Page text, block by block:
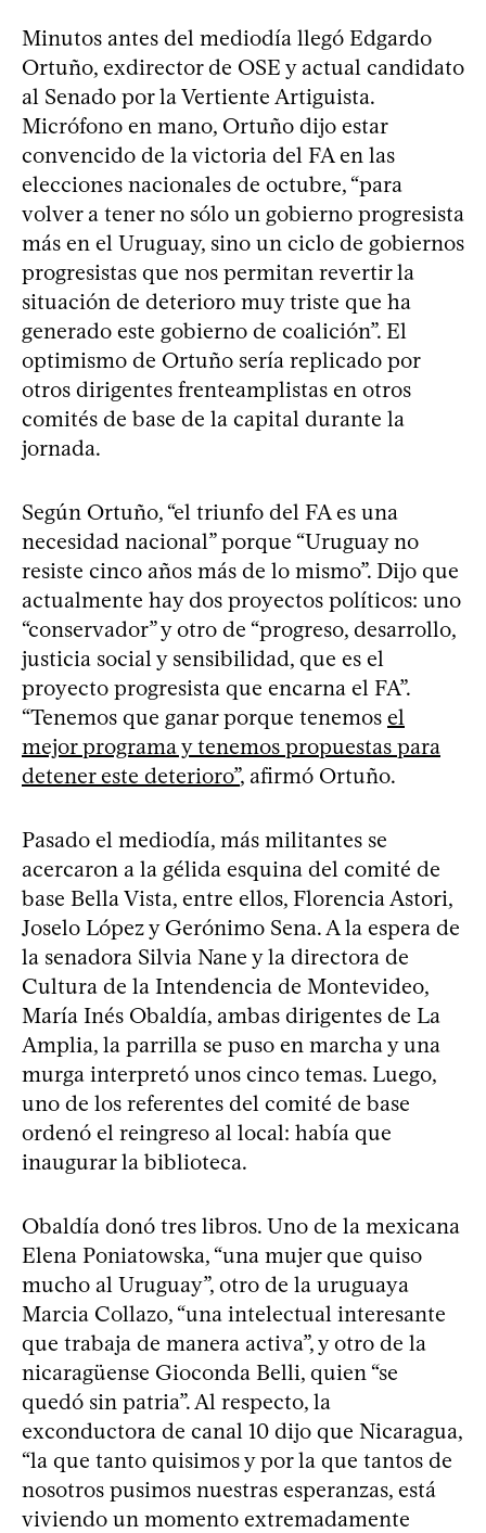
Minutos antes del mediodía llegó Edgardo
Ortuño, exdirector de OSE y actual candidato
al Senado por la Vertiente Artiguista.
Micrófono en mano, Ortuño dijo estar
convencido de la victoria del FA en las
elecciones nacionales de octubre, “para
volver a tener no sólo un gobierno progresista
más en el Uruguay, sino un ciclo de gobiernos
progresistas que nos permitan revertir la
situación de deterioro muy triste que ha
generado este gobierno de coalición”. El
optimismo de Ortuño sería replicado por
otros dirigentes frenteamplistas en otros
comités de base de la capital durante la
jornada.
Según Ortuño, “el triunfo del FA es una
necesidad nacional” porque “Uruguay no
resiste cinco años más de lo mismo”. Dijo que
actualmente hay dos proyectos políticos: uno
“conservador” y otro de “progreso, desarrollo,
justicia social y sensibilidad, que es el
proyecto progresista que encarna el FA”.
“Tenemos que ganar porque tenemos el
mejor programa y tenemos propuestas para
detener este deterioro”, afirmó Ortuño.
Pasado el mediodía, más militantes se
acercaron a la gélida esquina del comité de
base Bella Vista, entre ellos, Florencia Astori,
Joselo López y Gerónimo Sena. A la espera de
la senadora Silvia Nane y la directora de
Cultura de la Intendencia de Montevideo,
María Inés Obaldía, ambas dirigentes de La
Amplia, la parrilla se puso en marcha y una
murga interpretó unos cinco temas. Luego,
uno de los referentes del comité de base
ordenó el reingreso al local: había que
inaugurar la biblioteca.
Obaldía donó tres libros. Uno de la mexicana
Elena Poniatowska, “una mujer que quiso
mucho al Uruguay”, otro de la uruguaya
Marcia Collazo, “una intelectual interesante
que trabaja de manera activa”, y otro de la
nicaragüense Gioconda Belli, quien “se
quedó sin patria”. Al respecto, la
exconductora de canal 10 dijo que Nicaragua,
“la que tanto quisimos y por la que tantos de
nosotros pusimos nuestras esperanzas, está
viviendo un momento extremadamente